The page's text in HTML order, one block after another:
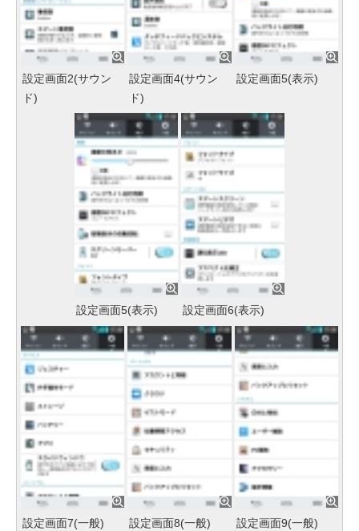
設定画面2(サウン
ド)
設定画面4(サウン
ド)
設定画面5(表示)
設定画面5(表示) 設定画面6(表示)
設定画面7(一般) 設定画面8(一般) 設定画面9(一般)